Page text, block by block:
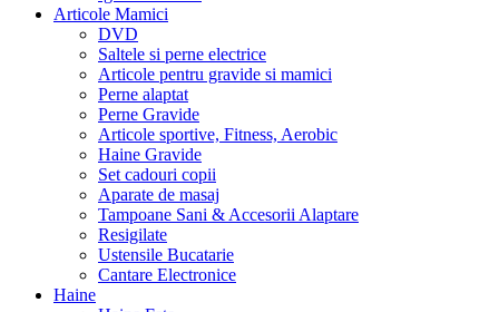
Articole Mamici
DVD
Saltele si perne electrice
Articole pentru gravide si mamici
Perne alaptat
Perne Gravide
Articole sportive, Fitness, Aerobic
Haine Gravide
Set cadouri copii
Aparate de masaj
Tampoane Sani & Accesorii Alaptare
Resigilate
Ustensile Bucatarie
Cantare Electronice
Haine